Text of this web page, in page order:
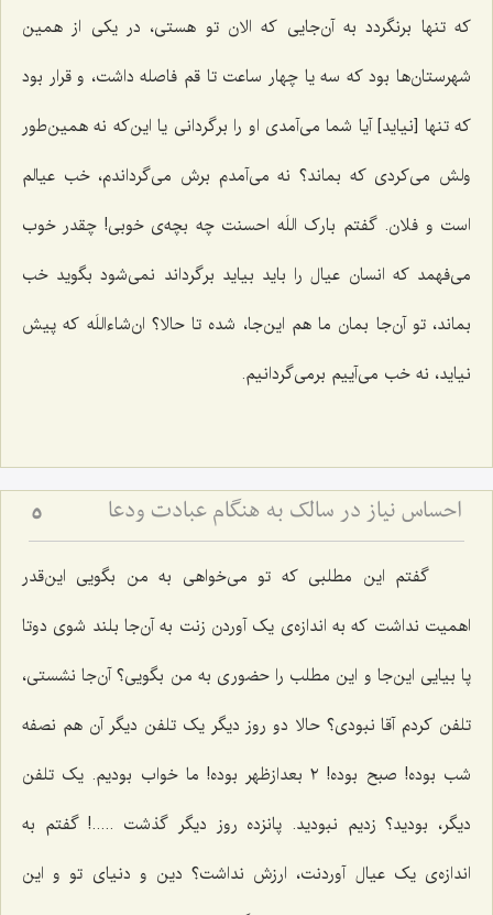
که تنها برنگردد به آن‌جایی که الان تو هستی، در یکی از همین
شهرستان‌ها بود که سه یا چهار ساعت تا قم فاصله داشت، و قرار بود
که تنها [نیاید] آیا شما می‌آمدی او را برگردانی یا این‌که نه همین‌طور
ولش می‌کردی که بماند؟ نه می‌آمدم برش می‌گرداندم، خب عیالم
است و فلان. گفتم بارک اللَه احسنت چه بچه‌ی خوبی! چقدر خوب
می‌فهمد که انسان عیال را باید بیاید برگرداند نمی‌شود بگوید خب
بماند، تو آن‌جا بمان ما هم این‌جا، شده تا حالا؟ ان‌شاءاللَه که پیش
نیاید، نه خب می‌آییم برمی‌گردانیم.
احساس نیاز در سالک به هنگام عبادت ودعا 5
گفتم این مطلبی که تو می‌خواهی به من بگویی این‌قدر
اهمیت نداشت که به اندازه‌ی یک آوردن زنت به آن‌جا بلند شوی دوتا
پا بیایی این‌جا و این مطلب را حضوری به من بگویی؟ آن‌جا نشستی،
تلفن کردم آقا نبودی؟ حالا دو روز دیگر یک تلفن دیگر آن هم نصفه
شب بوده! صبح بوده! ٢ بعدازظهر بوده! ما خواب بودیم. یک تلفن
دیگر، بودید؟ زدیم نبودید. پانزده روز دیگر گذشت .....! گفتم به
اندازه‌ی یک عیال آوردنت، ارزش نداشت؟ دین و دنیای تو و این